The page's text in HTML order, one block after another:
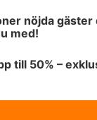
nöjda
med!
till 50% –